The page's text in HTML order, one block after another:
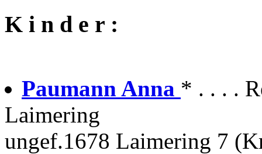
K i n d e r :
Paumann Anna * . . . .
Laimering
ungef.1678 Laimering 7